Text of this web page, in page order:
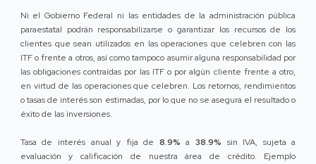
Ni el Gobierno Federal ni las entidades de la administración pública
paraestatal podrán responsabilizarse o garantizar los recursos de los
clientes que sean utilizados en las operaciones que celebren con las
ITF o frente a otros, así como tampoco asumir alguna responsabilidad por
las obligaciones contraídas por las ITF o por algún cliente frente a otro,
en virtud de las operaciones que celebren. Los retornos, rendimientos
o tasas de interés son estimadas, por lo que no se asegura el resultado o
éxito de las inversiones.
Tasa de interés anual y fija de 8.9% a 38.9% sin IVA, sujeta a
evaluación y calificación de nuestra área de crédito. Ejemplo